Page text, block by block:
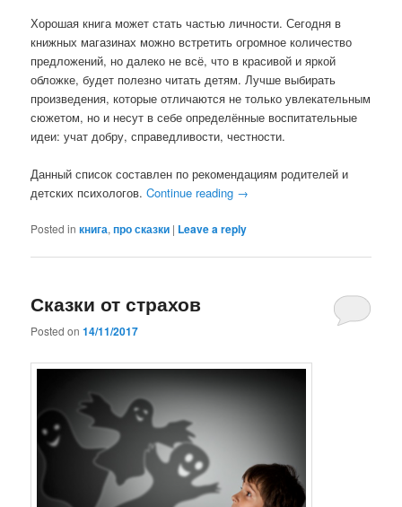
Хорошая книга может стать частью личности. Сегодня в
книжных магазинах можно встретить огромное количество
предложений, но далеко не всё, что в красивой и яркой
обложке, будет полезно читать детям. Лучше выбирать
произведения, которые отличаются не только увлекательным
сюжетом, но и несут в себе определённые воспитательные
идеи: учат добру, справедливости, честности.
Данный список составлен по рекомендациям родителей и
детских психологов.Continue reading →
Posted in книга,про сказки | Leave a reply
Сказки от страхов
Posted on14/11/2017